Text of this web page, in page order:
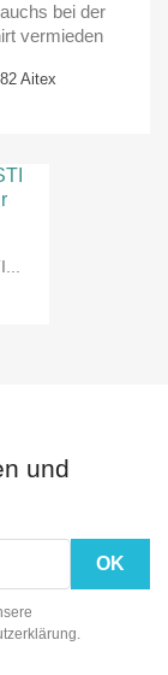
bei der
vermieden
Aitex
und